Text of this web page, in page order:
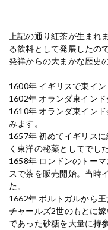
上記の通り紅茶が生まれ
る飲料として発展したの
発祥からの大まかな歴史
1600年 イギリスで東イン
1602年 オランダ東インド
1610年 オランダ東イン
みます。
1657年 初めてイギリス
く東洋の秘薬としてでした
1658年 ロンドンのトー
スで茶を販売開始。当時
た。
1662年 ポルトガルから
チャールズ2世のもとに
であった砂糖を大量に持